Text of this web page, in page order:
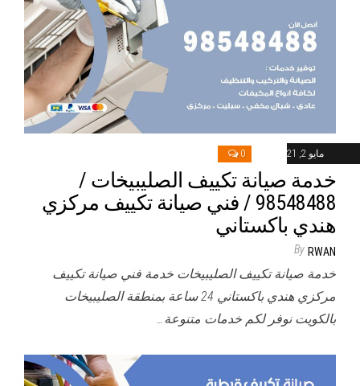
مايو 2, 2021 0
خدمة صيانة تكييف الصليبيخات /
98548488 / فني صيانة تكييف مركزي
هندي باكستاني
By RWAN
خدمة صيانة تكييف الصليبيخات خدمة فني صيانة تكييف
مركزي هندي باكستاني 24 ساعة بمنطقة الصليبيخات
بالكويت نوفر لكم خدمات متنوعة…